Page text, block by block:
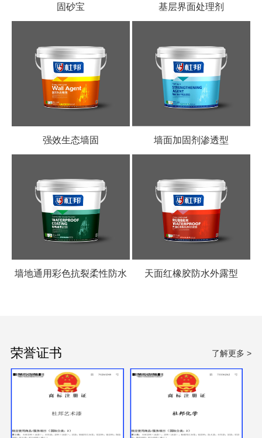
固砂宝 基层界面处理剂
强效生态墙固 墙面加固剂渗透型
墙地通用彩色抗裂柔性防水 天面红橡胶防水外露型
荣誉证书 了解更多 >